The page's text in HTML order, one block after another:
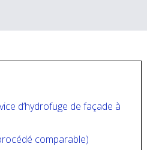
d’hydrofuge de façade à
comparable)